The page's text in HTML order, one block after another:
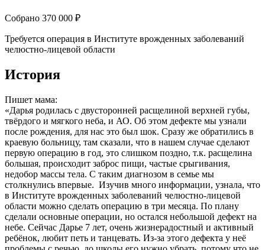
Собрано 370 000 ₽
Требуется операция в Институте врожденных заболеваний
челюстно-лицевой области
История
Пишет мама:
«Дарья родилась с двусторонней расщелиной верхней губы,
твёрдого и мягкого неба, и АО. Об этом дефекте мы узнали
после рождения, для нас это был шок. Сразу же обратились в
краевую больницу, там сказали, что в нашем случае сделают
первую операцию в год, это слишком поздно, т.к. расщелина
большая, происходит заброс пищи, частые срыгивания,
недобор массы тела. С таким диагнозом в семье мы
столкнулись впервые. Изучив много информации, узнала, что
в Институте врожденных заболеваний челюстно-лицевой
области можно сделать операцию в три месяца. По плану
сделали основные операции, но остался небольшой дефект на
небе. Сейчас Дарье 7 лет, очень жизнерадостный и активный
ребёнок, любит петь и танцевать. Из-за этого дефекта у неё